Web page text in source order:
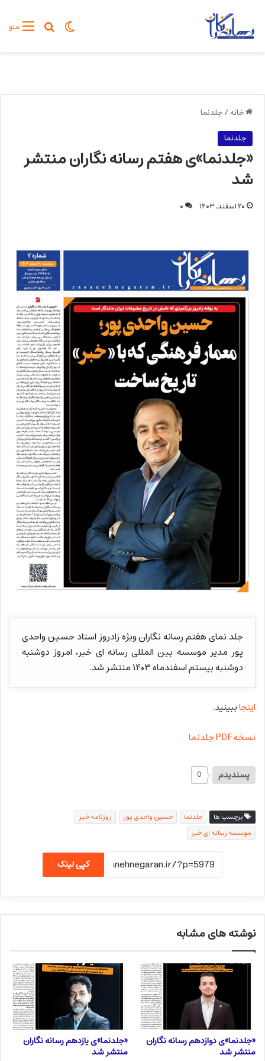
منوجستجو
تغییر پوسته
خانه/جلدنما
جلدنما
«جلدنما»ی هفتم رسانه نگاران منتشر
شد
۲۰ اسفند, ۱۴۰۳ ۰
جلد نمای هفتم رسانه نگاران ویژه زادروز استاد حسین واحدی
پور مدیر موسسه بین المللی رسانه ای خبر، امروز دوشنبه
دوشنبه بیستم اسفندماه ۱۴۰۳ منتشر شد.
اینجاببینید.
نسخه PDF جلدنما
پسندیدم 0
برچسب ها جلدنما حسین واحدی پور
روزنامه خبر
موسسه رسانه ای خبر
کپی لینک
نوشته های مشابه
«جلدنما»ی دوازدهم رسانه نگاران
منتشر شد
«جلدنما»ی یازدهم رسانه نگاران
منتشر شد